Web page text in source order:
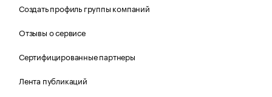
Создать профиль группы компаний
Отзывы о сервисе
Сертифицированные партнеры
Лента публикаций